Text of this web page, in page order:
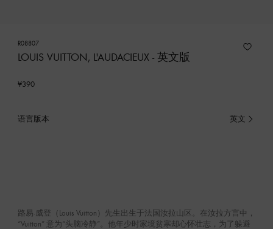
R08807
LOUIS VUITTON, L'AUDACIEUX - 英文版
¥390
语言版本 英文
已
路易·威登（Louis Vuitton）先生出生于法国汝拉山区。在汝拉方言中，
“Vuitton” 意为“头脑冷静”。他年少时家境贫寒却心怀壮志，为了躲避